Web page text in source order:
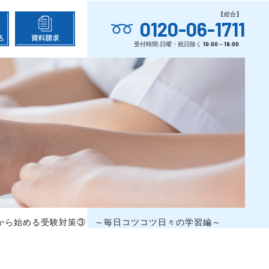
0120-06-1711
ら始める受験対策③ ～毎日コツコツ日々の学習編～